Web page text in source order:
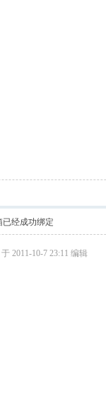
已经成功绑定
2011-10-7 23:11 编辑